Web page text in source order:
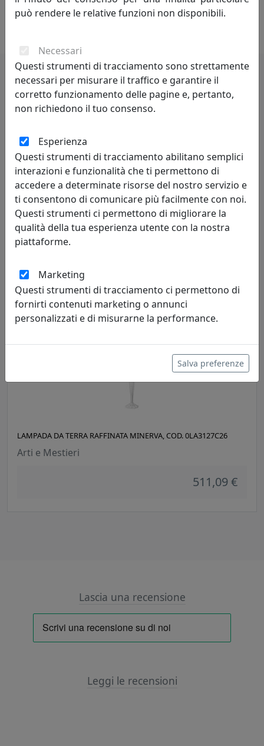
progettazione di ogni pezzo, aggiungendo una visione
personale e raffinata a ogni collezione.
Potrebbero interessarti
LAMPADA DA TERRA RAFFINATA MINERVA, COD. 0LA3127C18
Arti e Mestieri
LAMPADA DA TERRA RAFFINATA MINERVA, COD. 0LA3127C26
Arti e Mestieri
511,09 €
Lascia una recensione
Leggi le recensioni
può rendere le relative funzioni non disponibili.
Necessari
Questi strumenti di tracciamento sono strettamente
necessari per misurare il traffico e garantire il
corretto funzionamento delle pagine e, pertanto,
non richiedono il tuo consenso.
Esperienza
Questi strumenti di tracciamento abilitano semplici
interazioni e funzionalità che ti permettono di
accedere a determinate risorse del nostro servizio e
ti consentono di comunicare più facilmente con noi.
Questi strumenti ci permettono di migliorare la
qualità della tua esperienza utente con la nostra
piattaforme.
Marketing
Questi strumenti di tracciamento ci permettono di
fornirti contenuti marketing o annunci
personalizzati e di misurarne la performance.
Salva preferenze